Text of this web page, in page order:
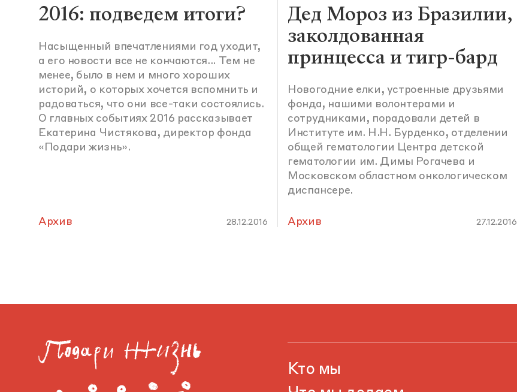
2016: подведем итоги?
Насыщенный впечатлениями год уходит,
а его новости все не кончаются... Тем не
менее, было в нем и много хороших
историй, о которых хочется вспомнить и
радоваться, что они все-таки состоялись.
О главных событиях 2016 рассказывает
Екатерина Чистякова, директор фонда
«Подари жизнь».
Архив 28.12.2016
Дед Мороз из Бразилии,
заколдованная
принцесса и тигр-бард
Новогодние елки, устроенные друзьями
фонда, нашими волонтерами и
сотрудниками, порадовали детей в
Институте им. Н.Н. Бурденко, отделении
общей гематологии Центра детской
гематологии им. Димы Рогачева и
Московском областном онкологическом
диспансере.
Архив 27.12.2016
Кто мы